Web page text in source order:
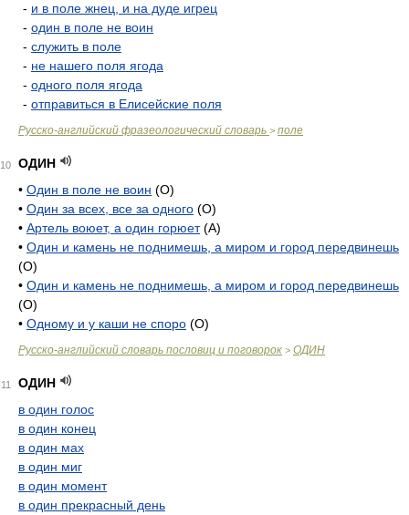
- и в поле жнец, и на дуде игрец
- один в поле не воин
- служить в поле
- не нашего поля ягода
- одного поля ягода
- отправиться в Елисейские поля
Русско-английский фразеологический словарь > поле
10
ОДИН
• Один в поле не воин (О)
• Один за всех, все за одного (О)
• Артель воюет, а один горюет(А)
• Один и камень не поднимешь, а миром и город передвинешь
(О)
• Один и камень не поднимешь, а миром и город передвинешь
(О)
• Одному и у каши не споро (О)
Русско-английский словарь пословиц и поговорок > ОДИН
11
ОДИН
в один голос
в один конец
в один мах
в один миг
в один момент
в один прекрасный день